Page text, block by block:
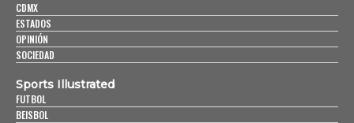
CDMX
ESTADOS
OPINIÓN
SOCIEDAD
Sports Illustrated
FUTBOL
BEISBOL